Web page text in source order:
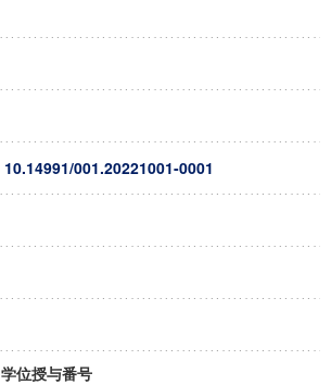
10.14991/001.20221001-0001
学位授与番号